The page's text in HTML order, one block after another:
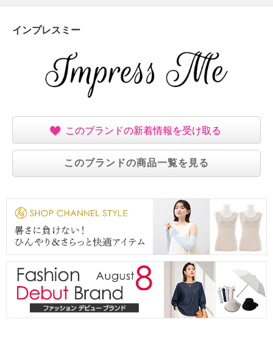
インプレスミー
このブランドの新着情報を受け取る
このブランドの商品一覧を見る